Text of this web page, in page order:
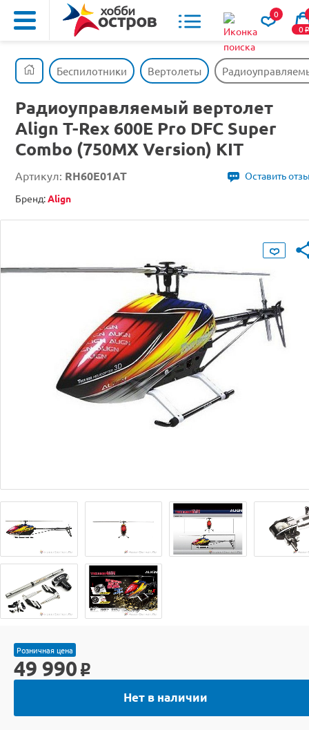
0
0o
Беспилотники Вертолеты
Радиоуправляемый вертолет
Align T-Rex 600E Pro DFC Super
Combo (750MX Version) KIT
Артикул: RH60E01AT
Оставить
Бренд:Align
Розничная цена
49 990 o
Нет в наличии